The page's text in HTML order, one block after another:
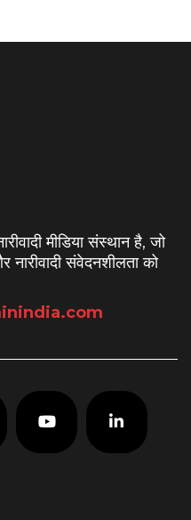
मीडिया संस्थान है, जो
संवेदनशीलता को